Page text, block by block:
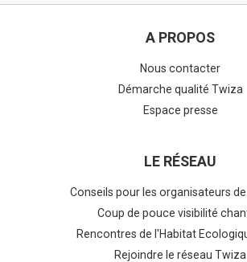
A PROPOS
Nous contacter
Démarche qualité Twiza
Espace presse
LE RÉSEAU
Conseils pour les organisateurs
Coup de pouce visibilité
Rencontres de l'Habitat
Rejoindre le réseau Twiza